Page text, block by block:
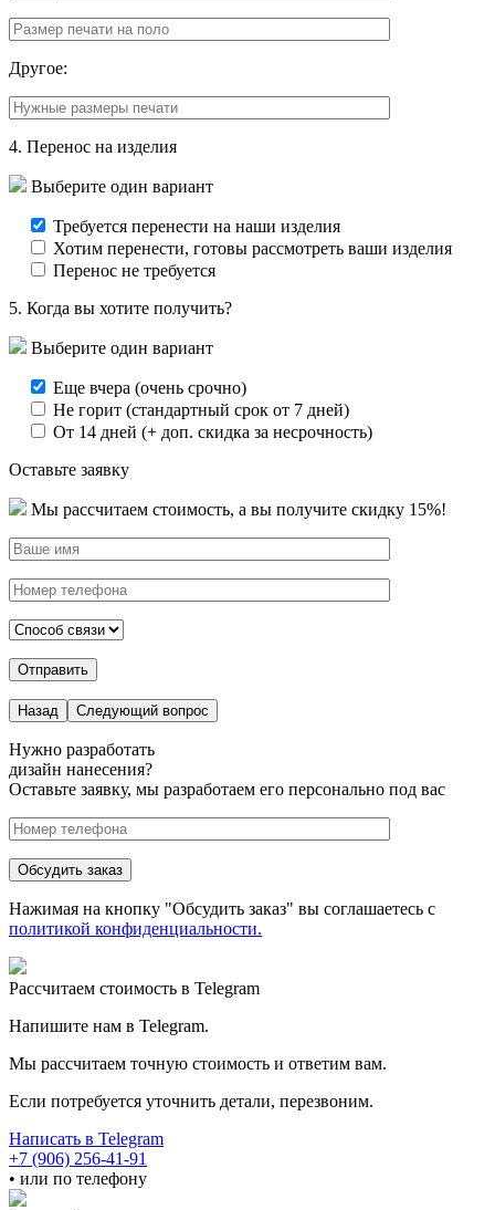
Другое:
4. Перенос на изделия
Выберите один вариант
Требуется перенести на наши изделия
Хотим перенести, готовы рассмотреть ваши изделия
Перенос не требуется
5. Когда вы хотите получить?
Выберите один вариант
Еще вчера (очень срочно)
Не горит (стандартный срок от 7 дней)
От 14 дней (+ доп. скидка за несрочность)
Оставьте заявку
Мы рассчитаем стоимость, а вы получите скидку 15%!
Назад Следующий вопрос
Нужно разработать
дизайн нанесения?
Оставьте заявку, мы разработаем его персонально под вас
Нажимая на кнопку "Обсудить заказ" вы соглашаетесь с
политикой конфиденциальности.
Рассчитаем стоимость в Telegram
Напишите нам в Telegram.
Мы рассчитаем точную стоимость и ответим вам.
Если потребуется уточнить детали, перезвоним.
Написать в Telegram
+7 (906) 256-41-91
• или по телефону